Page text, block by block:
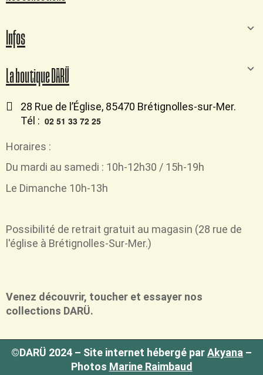
Infos
La boutique DARÜ
28 Rue de l’Église, 85470 Brétignolles-sur-Mer.
Tél : 02 51 33 72 25
Horaires :
Du mardi au samedi : 10h-12h30 / 15h-19h
Le Dimanche 10h-13h
Possibilité de retrait gratuit au magasin (28 rue de
l'église à Brétignolles-Sur-Mer.)
Venez découvrir, toucher et essayer nos
collections DARÜ.
©DARÜ 2024 – Site internet hébergé parAkyana –
Photos Marine Raimbaud